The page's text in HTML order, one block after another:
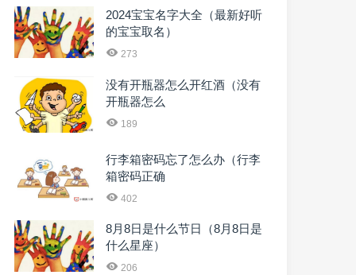
2024宝宝名字大全（最新好听
的宝宝取名）
273
没有开瓶器怎么开红酒（没有
开瓶器怎么
189
行李箱密码忘了怎么办（行李
箱密码正确
402
8月8日是什么节日（8月8日是
什么星座）
206